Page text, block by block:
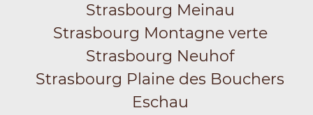
Strasbourg Meinau
Strasbourg Montagne verte
Strasbourg Neuhof
Strasbourg Plaine des Bouchers
Eschau